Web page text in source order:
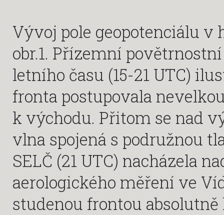
Vývoj pole geopotenciálu v
obr.1. Přízemní
letního času (15-21 UTC)
fronta postupovala
k východu. Přitom se nad
vlna spojená s podružnou
SELČ (21 UTC) nacházela
aerologického měření ve
studenou frontou absolutně